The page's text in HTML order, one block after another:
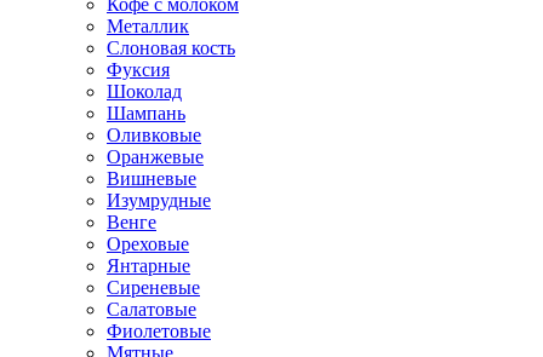
Кофе с молоком
Металлик
Слоновая кость
Фуксия
Шоколад
Шампань
Оливковые
Оранжевые
Вишневые
Изумрудные
Венге
Ореховые
Янтарные
Сиреневые
Салатовые
Фиолетовые
Мятные